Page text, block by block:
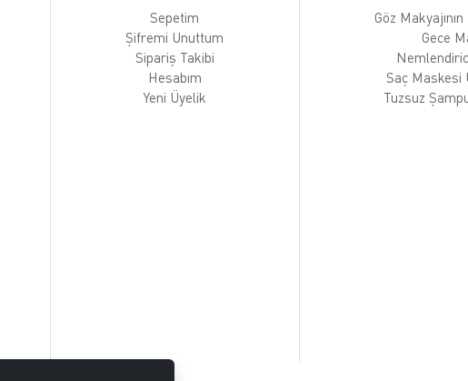
Sepetim
Şifremi Unuttum
Sipariş Takibi
Hesabım
Yeni Üyelik
Göz
Gece
Saç Maskesi
Tuzsuz